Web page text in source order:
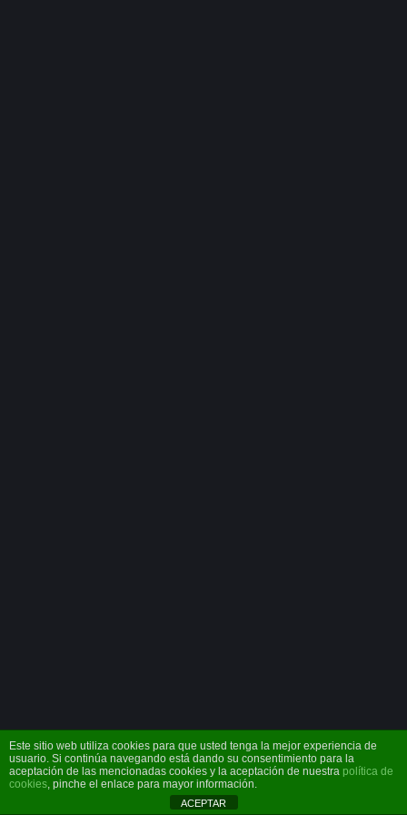
Este sitio web utiliza cookies para que usted tenga la mejor experiencia de
usuario. Si continúa navegando está dando su consentimiento para la
aceptación de las mencionadas cookies y la aceptación de nuestra política de
cookies, pinche el enlace para mayor información.
ACEPTAR